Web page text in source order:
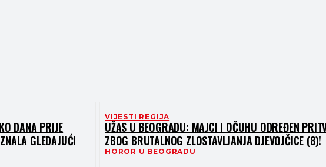
DANA PRIJE
GLEDAJUĆI
VIJESTI REGIJA
UŽAS U BEOGRADU: MAJCI I OČUHU ODREĐEN
ZBOG BRUTALNOG ZLOSTAVLJANJA DJEVOJČICE (8)!
HOROR U BEOGRADU